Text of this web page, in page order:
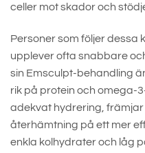
celler mot skador och
Personer som följer dessa
upplever ofta snabbare
sin Emsculpt-behandling
rik på protein och omega-
adekvat hydrering, främjar
återhämtning på ett mer
enkla kolhydrater och låg